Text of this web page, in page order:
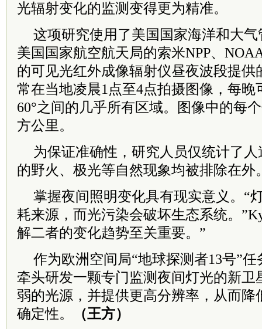
光辐射变化的监测变得更为精准。
这项研究使用了美国国家海洋和大
美国国家航空航天局的索米NPP、
的可见光红外成像辐射仪昼夜波段提供
常在当地凌晨1点至4点拍摄图像，每晚
60°之间的几乎所有区域。图像中的每
方公里。
为保证准确性，研究人员仅统计了
的野火、极光等自然现象均被排除在外
掌握夜间照明变化具有现实意义。“
耗来源，而光污染会破坏生态系统。
解二者的变化趋势至关重要。”
作为欧洲空间局“地球探测者13号”
牵头研发一颗专门监测夜间灯光的新卫
弱的光源，并提供更高分辨率，从而降
确定性。
（王方）